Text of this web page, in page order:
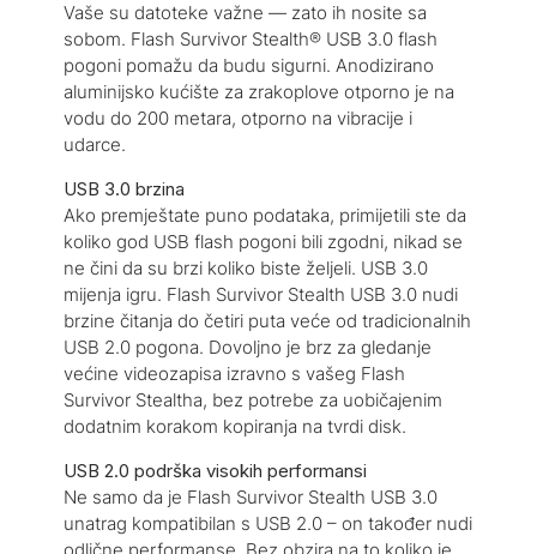
Vaše su datoteke važne — zato ih nosite sa
sobom. Flash Survivor Stealth® USB 3.0 flash
pogoni pomažu da budu sigurni. Anodizirano
aluminijsko kućište za zrakoplove otporno je na
vodu do 200 metara, otporno na vibracije i
udarce.
USB 3.0 brzina
Ako premještate puno podataka, primijetili ste da
koliko god USB flash pogoni bili zgodni, nikad se
ne čini da su brzi koliko biste željeli. USB 3.0
mijenja igru. Flash Survivor Stealth USB 3.0 nudi
brzine čitanja do četiri puta veće od tradicionalnih
USB 2.0 pogona. Dovoljno je brz za gledanje
većine videozapisa izravno s vašeg Flash
Survivor Stealtha, bez potrebe za uobičajenim
dodatnim korakom kopiranja na tvrdi disk.
USB 2.0 podrška visokih performansi
Ne samo da je Flash Survivor Stealth USB 3.0
unatrag kompatibilan s USB 2.0 – on također nudi